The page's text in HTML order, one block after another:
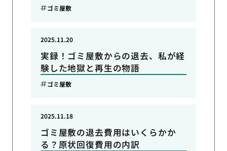
ゴミ屋敷
実録！ゴミ屋敷からの退去、私が経
験した地獄と再生の物語
2025.11.20
ゴミ屋敷
ゴミ屋敷の退去費用はいくらかか
る？原状回復費用の内訳
2025.11.18